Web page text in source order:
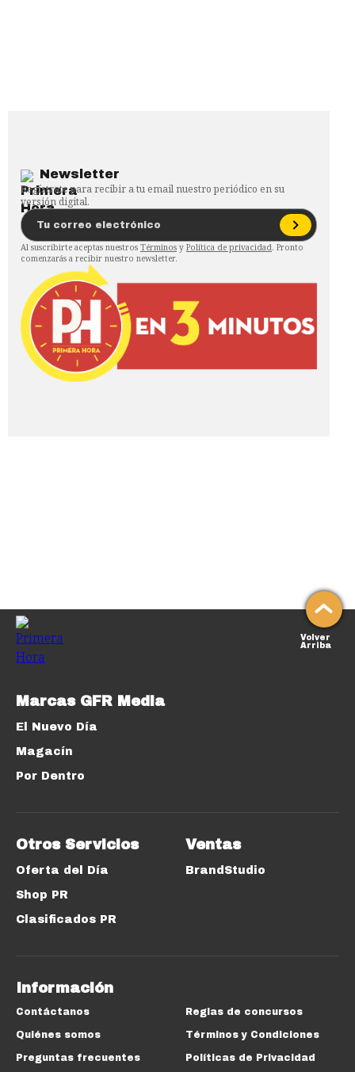
Newsletter
Regístrate para recibir a tu email nuestro periódico en su
versión digital.
Al suscribirte aceptas nuestros Términos y Política de privacidad. Pronto
comenzarás a recibir nuestro newsletter.
Volver
Arriba
Marcas GFR Media
El Nuevo Día
Magacín
Por Dentro
Otros Servicios
Oferta del Día
Shop PR
Clasificados PR
Ventas
BrandStudio
Información
Contáctanos
Quiénes somos
Preguntas frecuentes
Reglas de concursos
Términos y Condiciones
Políticas de Privacidad